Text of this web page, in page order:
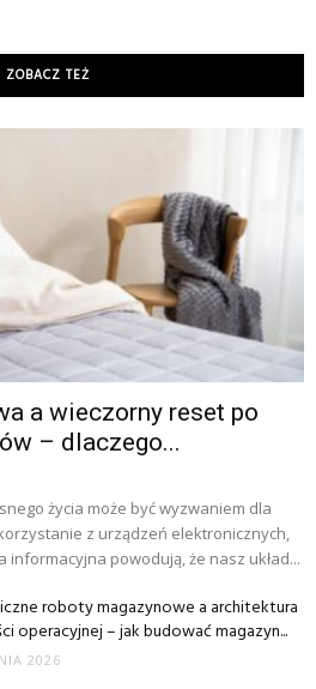
ZOBACZ TEŻ
a wieczorny reset po
– dlaczego...
życia może być wyzwaniem dla
z urządzeń elektronicznych,
informacyjna powodują, że nasz układ...
roboty magazynowe a architektura
operacyjnej – jak budować magazyn...
2026